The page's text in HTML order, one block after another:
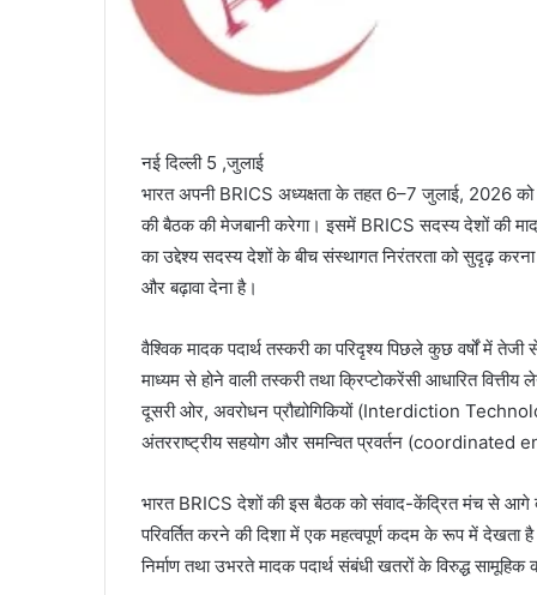
नई दिल्ली 5 ,जुलाई
भारत अपनी BRICS अध्यक्षता के तहत 6–7 जुलाई, 2026 को
की बैठक की मेजबानी करेगा। इसमें BRICS सदस्य देशों की
का उद्देश्य सदस्य देशों के बीच संस्थागत निरंतरता को सुदृढ़
और बढ़ावा देना है।
वैश्विक मादक पदार्थ तस्करी का परिदृश्य पिछले कुछ वर्षों में
माध्यम से होने वाली तस्करी तथा क्रिप्टोकरेंसी आधारित
दूसरी ओर, अवरोधन प्रौद्योगिकियों (Interdiction
अंतरराष्ट्रीय सहयोग और समन्वित प्रवर्तन (coordinated
भारत BRICS देशों की इस बैठक को संवाद-केंद्रित मंच से आगे
परिवर्तित करने की दिशा में एक महत्वपूर्ण कदम के रूप में
निर्माण तथा उभरते मादक पदार्थ संबंधी खतरों के विरुद्ध